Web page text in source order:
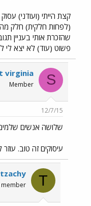
קצת הייתי (ועודני)
(לפחות חלקית) חלק
שהזכרת אותי בעניין
פשוט (עוד) לא יצא לי
S
virginia
Member
12/7/15
שלושה אנשים
עיסוקים זה טוב.
T
tzachy
member